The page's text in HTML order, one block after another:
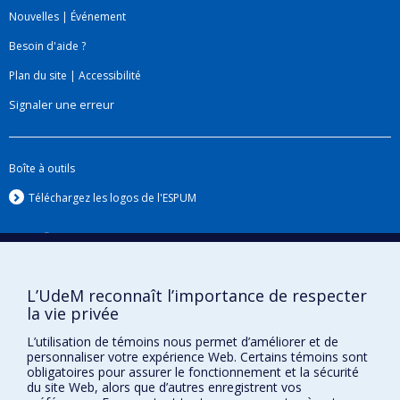
Nouvelles | Événement
Besoin d'aide ?
Plan du site | Accessibilité
Signaler une erreur
Boîte à outils
Téléchargez les logos de l'ESPUM
Confidentialité
L’UdeM reconnaît l’importance de respecter
la vie privée
L’utilisation de témoins nous permet d’améliorer et de
personnaliser votre expérience Web. Certains témoins sont
obligatoires pour assurer le fonctionnement et la sécurité
du site Web, alors que d’autres enregistrent vos